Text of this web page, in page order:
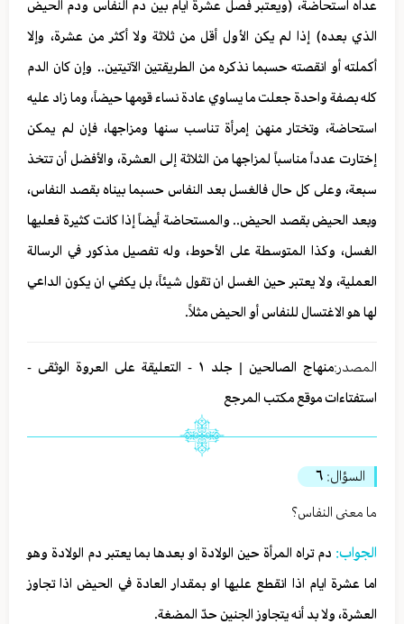
عداه استحاضة، (ويعتبر فصل عشرة أيام بين دم النفاس ودم الحيض
الذي بعده) إذا لم يكن الأول أقل من ثلاثة ولا أكثر من عشرة، وإلا
أكملته أو انقصته حسبما نذكره من الطريقتين الآتيتين.. وإن كان الدم
كله بصفة واحدة جعلت ما يساوي عادة نساء قومها حيضاً، وما زاد عليه
استحاضة، وتختار منهن إمرأة تناسب سنها ومزاجها، فإن لم يمكن
إختارت عدداً مناسباً لمزاجها من الثلاثة إلى العشرة، والأفضل أن تتخذ
سبعة، وعلى كل حال فالغسل بعد النفاس حسبما بيناه بقصد النفاس،
وبعد الحيض بقصد الحيض.. والمستحاضة أيضاً إذا كانت كثيرة فعليها
الغسل، وكذا المتوسطة على الأحوط، وله تفصيل مذكور في الرسالة
العملية، ولا يعتبر حين الغسل ان تقول شيئاً، بل يكفي ان يكون الداعي
لها هو الاغتسال للنفاس أو الحيض مثلاً.
المصدر:
منهاج الصالحين | جلد ١ - التعليقة على العروة الوثقى -
استفتاءات موقع مكتب المرجع
السؤال: ٦
ما معنى النفاس؟
الجواب: دم تراه المرأة حين الولادة او بعدها بما يعتبر دم الولادة وهو
اما عشرة ايام اذا انقطع عليها او بمقدار العادة في الحيض اذا تجاوز
العشرة، ولا بد أنه يتجاوز الجنين حدّ المضغة.